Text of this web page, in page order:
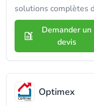
solutions complètes
Demander un
devis
Optimex